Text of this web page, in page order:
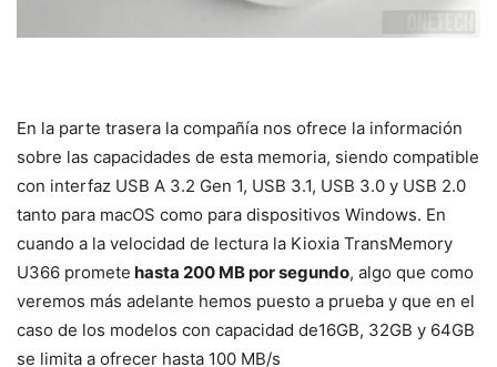
En la parte trasera la compañía nos ofrece la información
sobre las capacidades de esta memoria, siendo compatible
con interfaz USB A 3.2 Gen 1, USB 3.1, USB 3.0 y USB 2.0
tanto para macOS como para dispositivos Windows. En
cuando a la velocidad de lectura la Kioxia TransMemory
U366 promete hasta 200 MB por segundo, algo que como
veremos más adelante hemos puesto a prueba y que en el
caso de los modelos con capacidad de16GB, 32GB y 64GB
se limita a ofrecer hasta 100 MB/s